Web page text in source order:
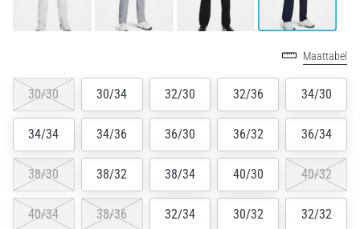
shuttle
en
richtingsveranderingen.
Hoe
voer
je
deze
correct
uit,
waar…
Maattabel
30/30 30/34 32/30 32/36 34/30
34/34 34/36 36/30 36/32 36/34
38/30 38/32 38/34 40/30 40/32
40/34 38/36 32/34 30/32 32/32